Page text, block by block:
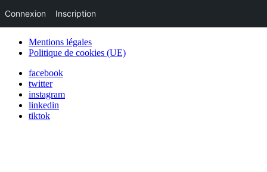
Mentions légales
Politique de cookies (UE)
facebook
twitter
instagram
linkedin
tiktok
Connexion Inscription